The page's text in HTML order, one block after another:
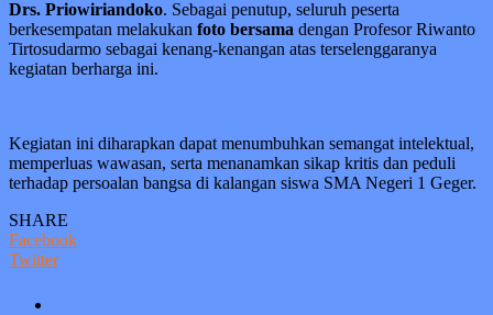
Drs. Priowiriandoko. Sebagai penutup, seluruh peserta
berkesempatan melakukan foto bersama dengan Profesor Riwanto
Tirtosudarmo sebagai kenang-kenangan atas terselenggaranya
kegiatan berharga ini.
Kegiatan ini diharapkan dapat menumbuhkan semangat intelektual,
memperluas wawasan, serta menanamkan sikap kritis dan peduli
terhadap persoalan bangsa di kalangan siswa SMA Negeri 1 Geger.
SHARE
Facebook
Twitter